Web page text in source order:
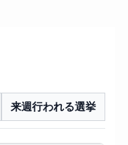
来週行われる選挙